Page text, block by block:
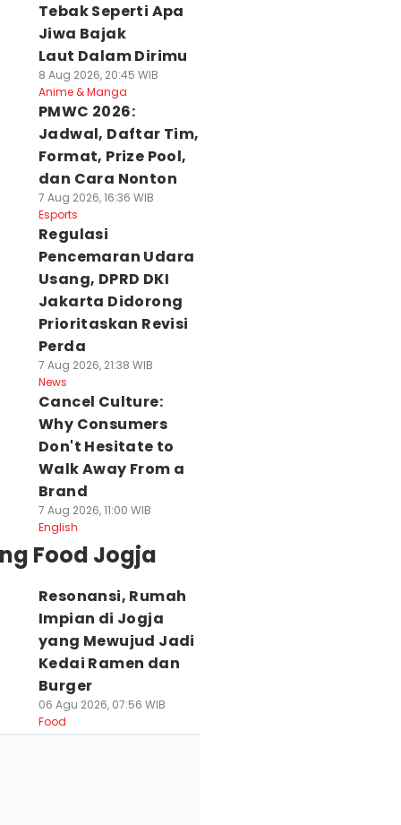
Tebak Seperti Apa
Jiwa Bajak
Laut Dalam Dirimu
8 Aug 2026, 20:45 WIB
Anime & Manga
PMWC 2026:
Jadwal, Daftar Tim,
Format, Prize Pool,
dan Cara Nonton
7 Aug 2026, 16:36 WIB
Esports
Regulasi
Pencemaran Udara
Usang, DPRD DKI
Jakarta Didorong
Prioritaskan Revisi
Perda
7 Aug 2026, 21:38 WIB
News
Cancel Culture:
Why Consumers
Don't Hesitate to
Walk Away From a
Brand
7 Aug 2026, 11:00 WIB
English
Food Jogja
Resonansi, Rumah
Impian di Jogja
yang Mewujud Jadi
Kedai Ramen dan
Burger
06 Agu 2026, 07:56 WIB
Food